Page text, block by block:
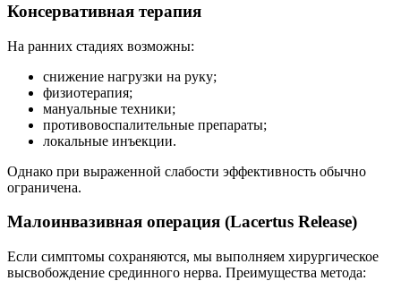
Консервативная терапия
На ранних стадиях возможны:
​​снижение нагрузки на руку;
​​физиотерапия;
​​мануальные техники;
​​противовоспалительные препараты;
​​локальные инъекции.
Однако при выраженной слабости эффективность обычно
ограничена.
Малоинвазивная операция (Lacertus Release)
Если симптомы сохраняются, мы выполняем хирургическое
высвобождение срединного нерва. Преимущества метода: